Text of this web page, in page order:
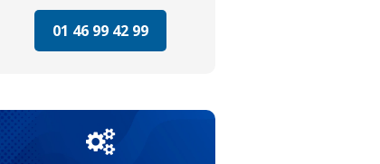
01 46 99 42 99